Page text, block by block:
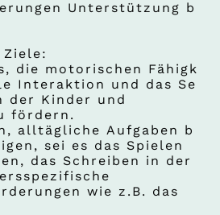
Unterstützung b
die motorischen Fähigk
Interaktion und das Se
der Kinder und
fördern.
alltägliche Aufgaben b
sei es das Spielen
das Schreiben in der
wie z.B. das